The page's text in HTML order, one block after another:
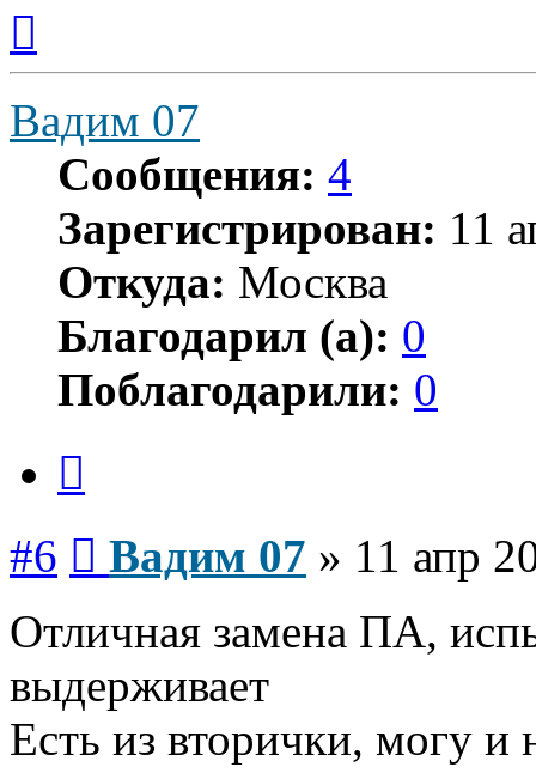
началу
Вадим 07
Сообщения: 4
Зарегистрирован: 11
Откуда: Москва
Благодарил (а): 0
Поблагодарили: 0
#6 Вадим 07 » 11 апр
Отличная замена ПА,
выдерживает
Есть из вторички, могу и